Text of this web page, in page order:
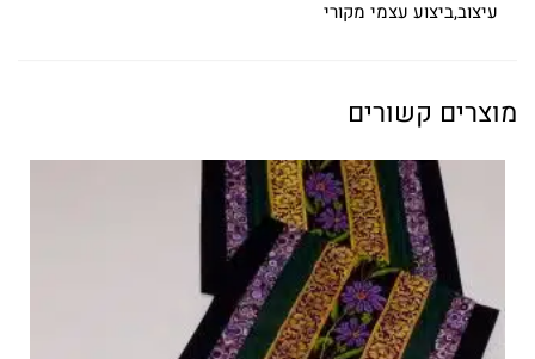
עיצוב,ביצוע עצמי מקורי
מוצרים קשורים